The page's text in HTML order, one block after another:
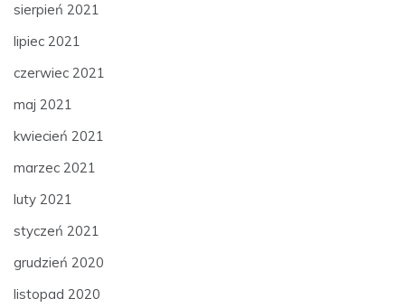
sierpień 2021
lipiec 2021
czerwiec 2021
maj 2021
kwiecień 2021
marzec 2021
luty 2021
styczeń 2021
grudzień 2020
listopad 2020